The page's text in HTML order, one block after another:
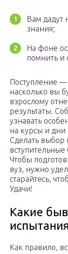
Вам дадут
знания;
На фоне
помнить и
Поступление —
насколько вы
взрослому
результаты.
узнавать
на курсы и
Сделать выбор
Чтобы
вуз, нужно
старайтесь,
Удачи!
Какие
испытания
Как правило,